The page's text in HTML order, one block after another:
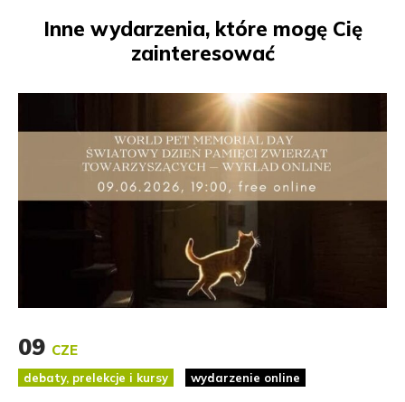
Inne wydarzenia, które mogę Cię
zainteresować
09 CZE
debaty, prelekcje i kursy wydarzenie online